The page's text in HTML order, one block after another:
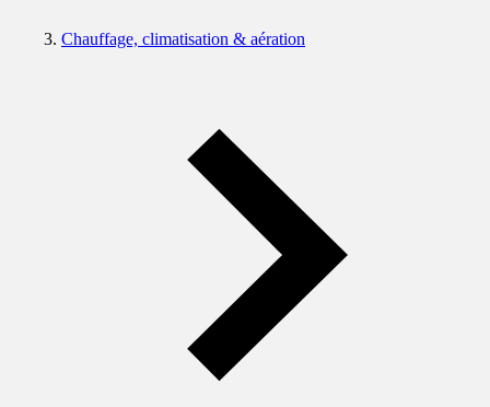
Chauffage, climatisation & aération